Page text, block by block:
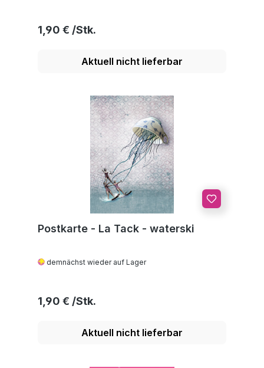
Regulärer Preis:
1,90 €
Aktuell nicht lieferbar
Postkarte - La Tack - waterski
demnächst wieder auf Lager
Regulärer Preis:
1,90 €
Aktuell nicht lieferbar